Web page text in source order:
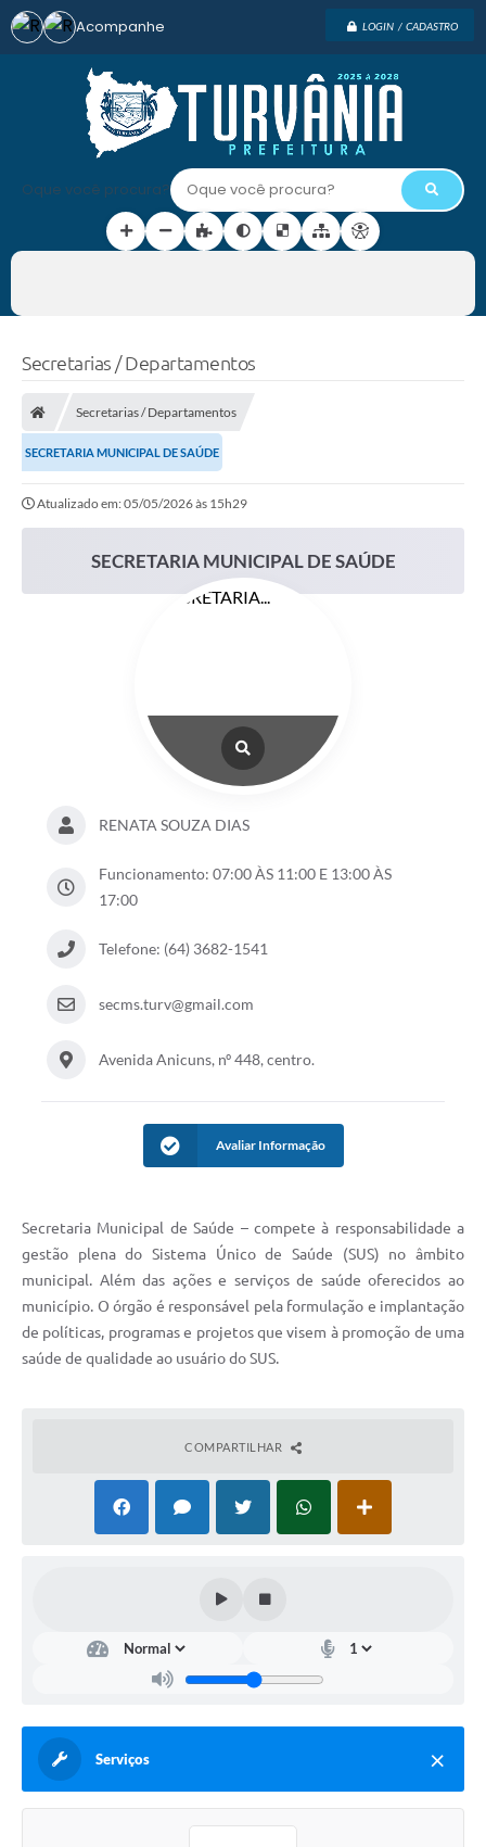
LOGIN / CADASTRO
Oque você procura?
Acompanhe
Secretarias / Departamentos
Secretarias / Departamentos
SECRETARIA MUNICIPAL DE SAÚDE
Atualizado em: 05/05/2026 às 15h29
SECRETARIA MUNICIPAL DE SAÚDE
RENATA SOUZA DIAS
Funcionamento: 07:00 ÀS 11:00 E 13:00 ÀS
17:00
Telefone: (64) 3682-1541
secms.turv@gmail.com
Avenida Anicuns, nº 448, centro.
Avaliar Informação
Secretaria Municipal de Saúde – compete à responsabilidade a
gestão plena do Sistema Único de Saúde (SUS) no âmbito
municipal. Além das ações e serviços de saúde oferecidos ao
município. O órgão é responsável pela formulação e implantação
de políticas, programas e projetos que visem à promoção de uma
saúde de qualidade ao usuário do SUS.
COMPARTILHAR
Serviços